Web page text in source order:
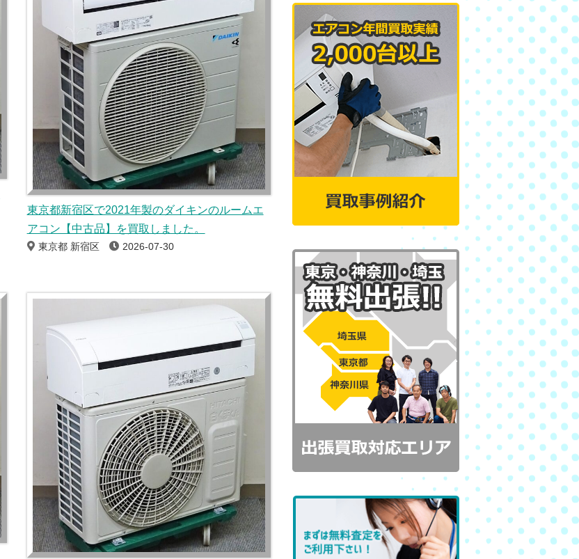
東京都新宿区で2021年製のダイキンのルームエ
アコン【中古品】を買取しました。
東京都 新宿区 2026-07-30